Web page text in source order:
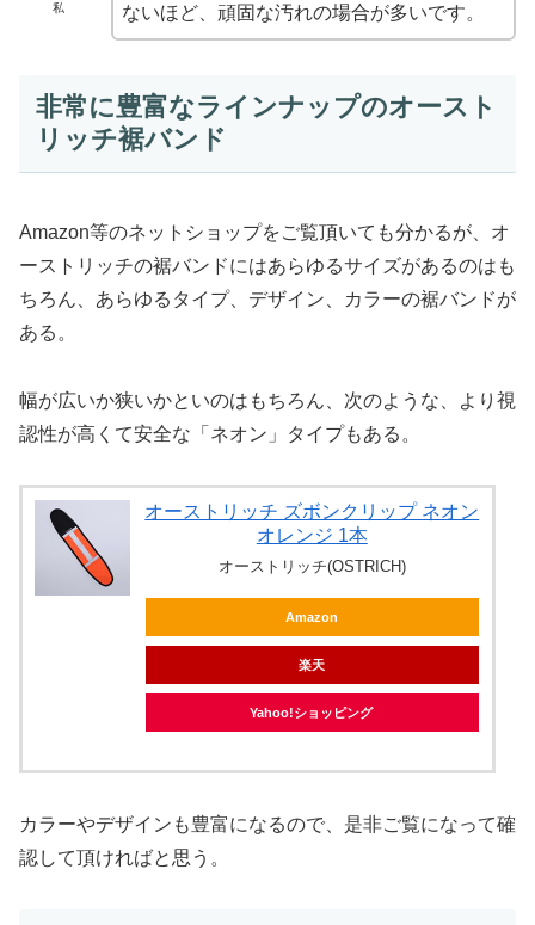
私
ないほど、頑固な汚れの場合が多いです。
非常に豊富なラインナップのオースト
リッチ裾バンド
Amazon等のネットショップをご覧頂いても分かるが、オ
ーストリッチの裾バンドにはあらゆるサイズがあるのはも
ちろん、あらゆるタイプ、デザイン、カラーの裾バンドが
ある。
幅が広いか狭いかといのはもちろん、次のような、より視
認性が高くて安全な「ネオン」タイプもある。
オーストリッチ ズボンクリップ ネオン
オレンジ 1本
オーストリッチ(OSTRICH)
Amazon
楽天
Yahoo!ショッピング
カラーやデザインも豊富になるので、是非ご覧になって確
認して頂ければと思う。